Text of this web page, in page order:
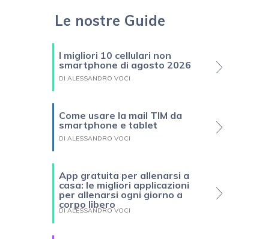
Le nostre Guide
I migliori 10 cellulari non
smartphone di agosto 2026
DI ALESSANDRO VOCI
Come usare la mail TIM da
smartphone e tablet
DI ALESSANDRO VOCI
App gratuita per allenarsi a
casa: le migliori applicazioni
per allenarsi ogni giorno a
corpo libero
DI ALESSANDRO VOCI